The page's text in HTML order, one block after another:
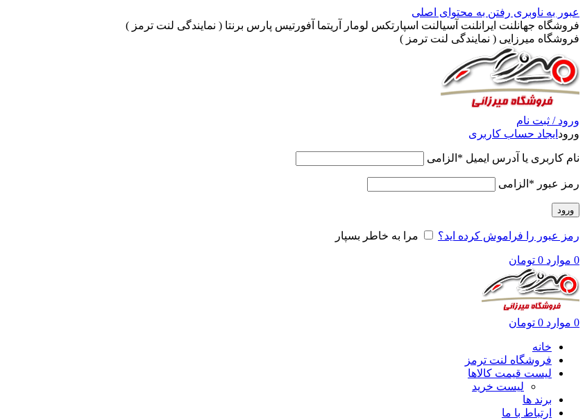
عبور به ناوبری رفتن به محتوای اصلی
فروشگاه جهانلنت ایرانلنت آسیالنت اسپارتکس لومار آریتما آفورتیس پارس برنتا ( نمایندگی لنت ترمز )
فروشگاه میرزایی ( نمایندگی لنت ترمز )
ورود / ثبت نام
ورود ایجاد حساب کاربری
نام کاربری یا آدرس ایمیل * الزامی
رمز عبور * الزامی
ورود
رمز عبور را فراموش کرده اید؟ مرا به خاطر بسپار
0 موارد 0 تومان
0 موارد 0 تومان
خانه
فروشگاه لنت ترمز
لیست قیمت کالاها
لیست خرید
برند ها
ارتباط با ما